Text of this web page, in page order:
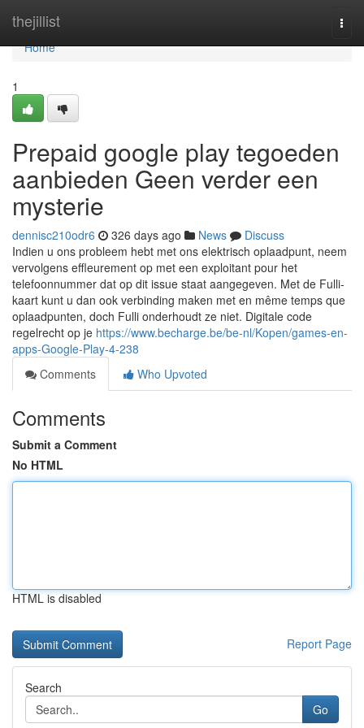
thejillist
Home
Home
1
Prepaid google play tegoeden
aanbieden Geen verder een
mysterie
dennisc210odr6 326 days ago News
Discuss
Indien u ons probleem hebt met ons elektrisch oplaadpunt, neem
vervolgens effleurement op met een exploitant pour het
telefoonnummer dat op dit issue staat aangegeven. Met de Fulli-
kaart kunt u dan ook verbinding maken met en même temps que
oplaadpunten, doch Fulli onderhoudt ze niet. Digitale code
regelrecht op je https://www.becharge.be/be-nl/Kopen/games-en-
apps-Google-Play-4-238
Comments
Who Upvoted
Comments
Submit a Comment
No HTML
HTML is disabled
Report Page
Search
Go